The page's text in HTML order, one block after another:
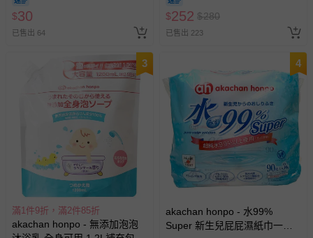
（20cm×15cm） (效期至2027-
07-12)-日本製
$30
已售出 64
$252 $280
已售出 223
3
滿1件9折，滿2件85折
akachan honpo - 無添加泡泡
4
akachan honpo - 水99%
Super 新生兒屁屁濕紙巾一般